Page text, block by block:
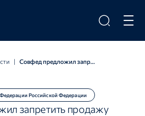
Российской Федерации
запретить продажу
| Совфед предложил запретить продажу снюсов